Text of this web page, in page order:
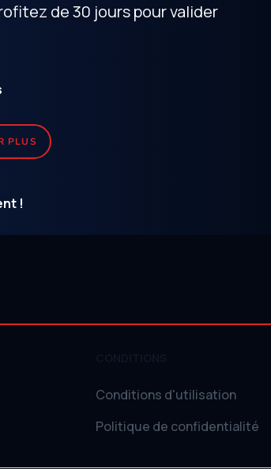
de 30 jours pour valider
PLUS
!
Conditions d'utilisation
Politique de confidentialité